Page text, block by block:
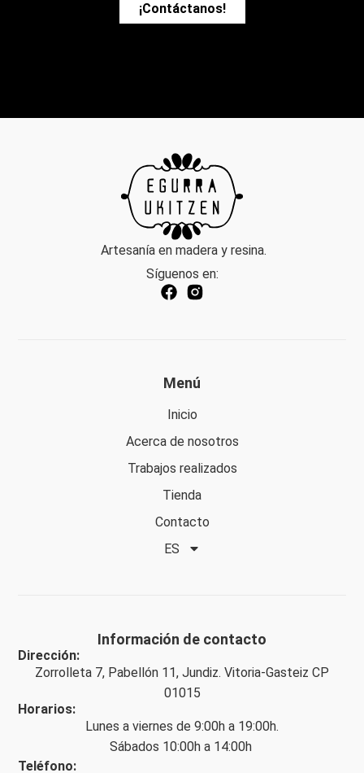
¡Contáctanos!
Artesanía en madera y resina.
Síguenos en:
Menú
Inicio
Acerca de nosotros
Trabajos realizados
Tienda
Contacto
ES
Información de contacto
Dirección:
Zorrolleta 7, Pabellón 11, Jundiz. Vitoria-Gasteiz CP
01015
Horarios:
Lunes a viernes de 9:00h a 19:00h.
Sábados 10:00h a 14:00h
Teléfono: